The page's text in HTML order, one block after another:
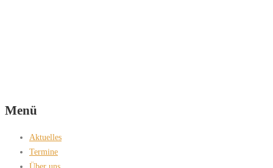
Menü
Aktuelles
Termine
Über uns